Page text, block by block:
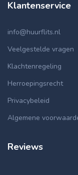
Klantenservice
info@huurflits.nl
Veelgestelde vragen
Klachtenregeling
Herroepingsrecht
Privacybeleid
Algemene
Reviews